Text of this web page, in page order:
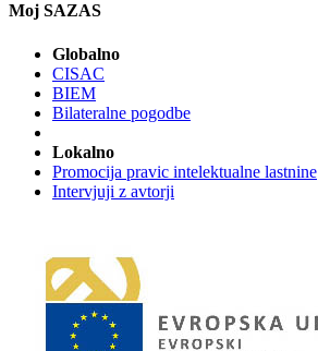
Moj SAZAS
Globalno
CISAC
BIEM
Bilateralne pogodbe
Lokalno
Promocija pravic intelektualne lastnine
Intervjuji z avtorji